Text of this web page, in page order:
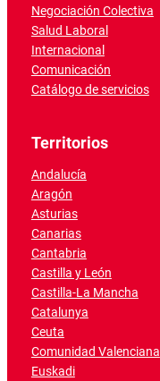
Negociación Colectiva
Salud Laboral
Internacional
Comunicación
Catálogo de servicios
Territorios
Andalucía
Aragón
Asturias
Canarias
Cantabria
Castilla y León
Castilla-La Mancha
Catalunya
Ceuta
Comunidad Valenciana
Euskadi